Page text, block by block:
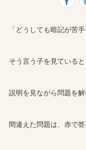
「どうしても暗記が苦手
そう言う子を見ている
説明を見ながら問題を解
間違えた問題は、赤で